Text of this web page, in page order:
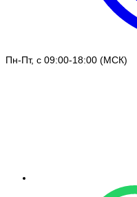
Пн-Пт, с 09:00-18:00 (МСК)